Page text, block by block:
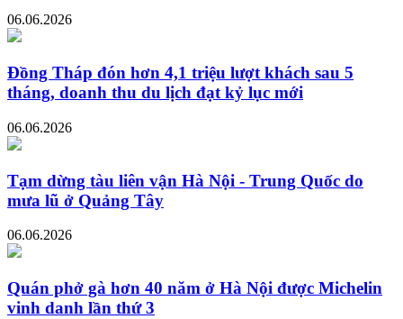
06.06.2026
Đồng Tháp đón hơn 4,1 triệu lượt khách sau 5
tháng, doanh thu du lịch đạt kỷ lục mới
06.06.2026
Tạm dừng tàu liên vận Hà Nội - Trung Quốc do
mưa lũ ở Quảng Tây
06.06.2026
Quán phở gà hơn 40 năm ở Hà Nội được Michelin
vinh danh lần thứ 3